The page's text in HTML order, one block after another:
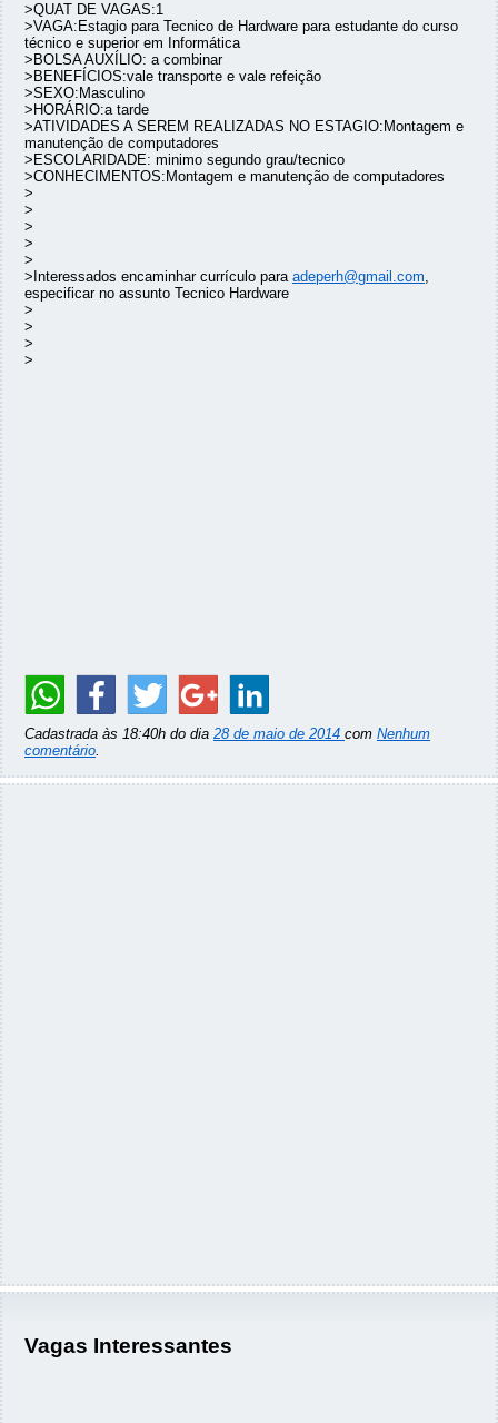
>QUAT DE VAGAS:1
>VAGA:Estagio para Tecnico de Hardware para estudante do curso
técnico e superior em Informática
>BOLSA AUXÍLIO: a combinar
>BENEFÍCIOS:vale transporte e vale refeição
>SEXO:Masculino
>HORÁRIO:a tarde
>ATIVIDADES A SEREM REALIZADAS NO ESTAGIO:Montagem e
manutenção de computadores
>ESCOLARIDADE: minimo segundo grau/tecnico
>CONHECIMENTOS:Montagem e manutenção de computadores
>
>
>
>
>
>Interessados encaminhar currículo para adeperh@gmail.com,
especificar no assunto Tecnico Hardware
>
>
>
>
Cadastrada às 18:40h do dia 28 de maio de 2014 com Nenhum
comentário.
Vagas Interessantes